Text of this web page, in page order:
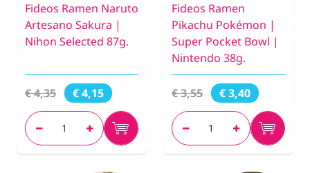
Fideos Ramen Naruto
Artesano Sakura |
Nihon Selected 87g.
€ 4,35 € 4,15
Fideos Ramen
Pikachu Pokémon |
Super Pocket Bowl |
Nintendo 38g.
€ 3,55 € 3,40